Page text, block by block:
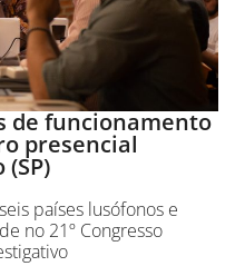
de funcionamento
presencial
países lusófonos e
no 21º Congresso